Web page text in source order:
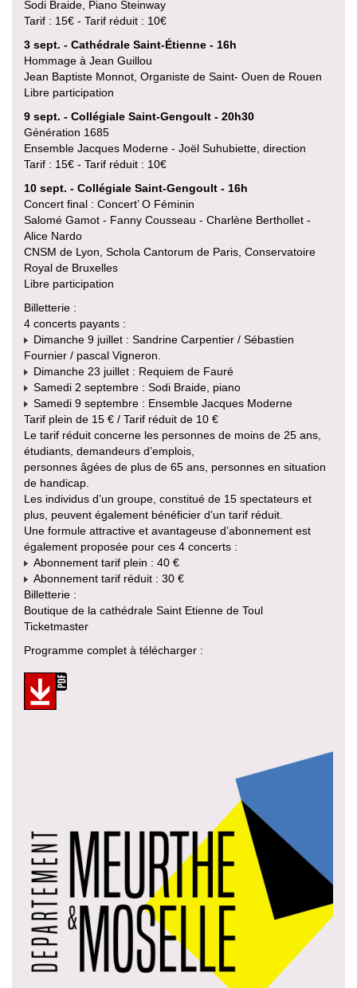
Sodi Braide, Piano Steinway
Tarif : 15€ - Tarif réduit : 10€
3 sept. - Cathédrale Saint-Étienne - 16h
Hommage à Jean Guillou
Jean Baptiste Monnot, Organiste de Saint- Ouen de Rouen
Libre participation
9 sept. - Collégiale Saint-Gengoult - 20h30
Génération 1685
Ensemble Jacques Moderne - Joël Suhubiette, direction
Tarif : 15€ - Tarif réduit : 10€
10 sept. - Collégiale Saint-Gengoult - 16h
Concert final : Concert’ O Féminin
Salomé Gamot - Fanny Cousseau - Charlène Berthollet -
Alice Nardo
CNSM de Lyon, Schola Cantorum de Paris, Conservatoire
Royal de Bruxelles
Libre participation
Billetterie :
4 concerts payants :
Dimanche 9 juillet : Sandrine Carpentier / Sébastien
Fournier / pascal Vigneron.
Dimanche 23 juillet : Requiem de Fauré
Samedi 2 septembre : Sodi Braide, piano
Samedi 9 septembre : Ensemble Jacques Moderne
Tarif plein de 15 € / Tarif réduit de 10 €
Le tarif réduit concerne les personnes de moins de 25 ans,
étudiants, demandeurs d’emplois,
personnes âgées de plus de 65 ans, personnes en situation
de handicap.
Les individus d’un groupe, constitué de 15 spectateurs et
plus, peuvent également bénéficier d’un tarif réduit.
Une formule attractive et avantageuse d’abonnement est
également proposée pour ces 4 concerts :
Abonnement tarif plein : 40 €
Abonnement tarif réduit : 30 €
Billetterie :
Boutique de la cathédrale Saint Etienne de Toul
Ticketmaster
Programme complet à télécharger :